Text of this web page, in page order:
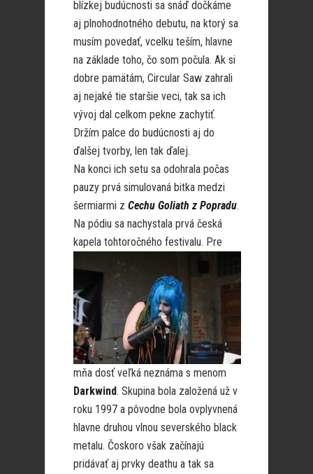
blízkej budúcnosti sa snáď dočkáme
aj plnohodnotného debutu, na ktorý sa
musím povedať, vcelku teším, hlavne
na základe toho, čo som počula. Ak si
dobre pamätám, Circular Saw zahrali
aj nejaké tie staršie veci, tak sa ich
vývoj dal celkom pekne zachytiť.
Držím palce do budúcnosti aj do
ďalšej tvorby, len tak ďalej.
Na konci ich setu sa odohrala počas
pauzy prvá simulovaná bitka medzi
šermiarmi z Cechu Goliath z Popradu.
Na pódiu sa nachystala prvá česká
kape la tohtoročného festivalu. Pre
mňa dosť veľká neznáma s menom
Darkwind. Skupina bola založená už v
roku 1997 a pôvodne bola ovplyvnená
hlavne druhou vlnou severského black
metalu. Čoskoro však začínajú
pridávať aj prvky deathu a tak sa